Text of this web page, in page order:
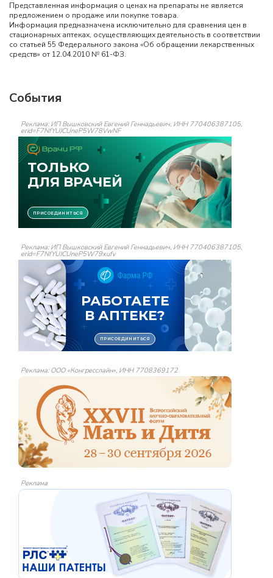
Представленная информация о ценах на препараты не является
предложением о продаже или покупке товара.
Информация предназначена исключительно для сравнения цен в
стационарных аптеках, осуществляющих деятельность в соответствии
со статьей 55 Федерального закона «Об обращении лекарственных
средств» от 12.04.2010 № 61-ФЗ.
События
Реклама: ИП Вышковский Евгений Геннадьевич, ИНН 770406387105,
erid=F7NfYUJCUneP5W78VwNF
Реклама: ИП Вышковский Евгений Геннадьевич, ИНН 770406387105,
erid=F7NfYUJCUneP5W79xufv
Реклама: ООО «Конгресслайн», ИНН 7708369172
Реклама